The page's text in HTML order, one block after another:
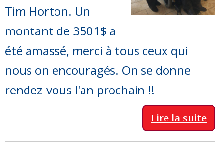
Tim Horton. Un
montant de 3501$ a
été amassé, merci à tous ceux qui
nous on encouragés. On se donne
rendez-vous l'an prochain !!
Lire la suite